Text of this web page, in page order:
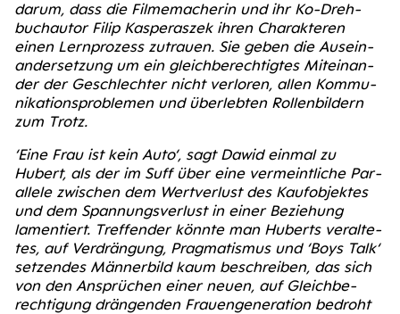
dar­um, dass die Fil­me­ma­che­rin und ihr Ko-Dreh­
buch­au­tor Filip Kas­pe­r­as­zek ihren Cha­rak­te­ren
einen Lern­pro­zess zutrau­en. Sie geben die Aus­ein­
an­der­set­zung um ein gleich­be­rech­tig­tes Mit­ein­an­
der der Geschlech­ter nicht ver­lo­ren, allen Kom­mu­
ni­ka­ti­ons­pro­ble­men und über­leb­ten Rol­len­bil­dern
zum Trotz.
‘Eine Frau ist kein Auto‘, sagt Dawid ein­mal zu
Hubert, als der im Suff über eine ver­meint­li­che Par­
al­le­le zwi­schen dem Wert­ver­lust des Kauf­ob­jek­tes
und dem Span­nungs­ver­lust in einer Bezie­hung
lamen­tiert. Tref­fen­der könn­te man Huberts ver­al­te­
tes, auf Ver­drän­gung, Prag­ma­tis­mus und ‘Boys Talk‘
set­zen­des Män­ner­bild kaum beschrei­ben, das sich
von den Ansprü­chen einer neu­en, auf Gleich­be­
rech­ti­gung drän­gen­den Frau­en­gene­ra­ti­on bedroht